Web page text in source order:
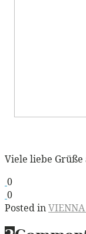
Viele liebe
0
0
Posted in